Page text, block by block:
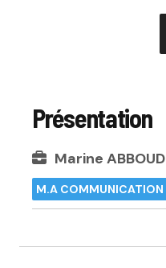
Présentation
Marine ABBOUD
M.A COMMUNICATION